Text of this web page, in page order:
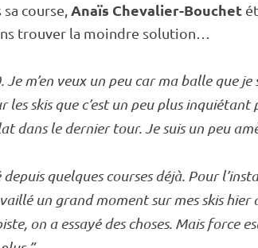
course, Anaïs Chevalier-Bouchet
trouver la moindre solution…
m’en veux un peu car ma balle que je
les skis que c’est un peu plus
dans le dernier tour. Je suis un peu
depuis quelques courses déjà. Pour
un grand moment sur mes skis hier
, on a essayé des choses. Mais force